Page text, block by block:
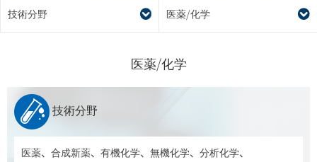
技術分野 医薬/化学
医薬/化学
技術分野
医薬、合成新薬、有機化学、無機化学、分析化学、